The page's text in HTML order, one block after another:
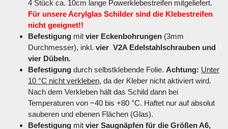
4 Stück ca. 10cm lange Powerklebestreifen mitgeliefert.
Für unsere Acrylglas Schilder sind die Klebestreifen
nicht geeignet!!
Befestigung mit vier Eckenbohrungen (3mm
Durchmesser), inkl. vier V2A Edelstahlschrauben und
vier Dübeln.
Befestigung durch selbstklebende Folie. Achtung: Unter
10 °C nicht verkleben, da der Kleber nicht aktiviert wird.
Nach dem Verkleben hält das Schild dann bei
Temperaturen von −40 bis +80 °C. Haftet nur auf absolut
sauberen und ebenen Flächen (Glas).
Befestigung mit vier Saugnäpfen für die Größen A6,